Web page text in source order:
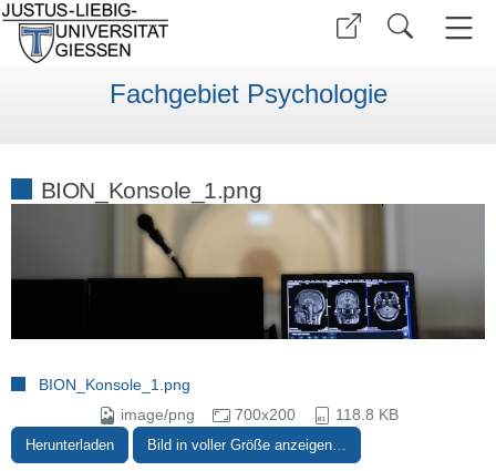
Fachgebiet Psychologie
BION_Konsole_1.png
BION_Konsole_1.png
image/png
700x200 118.8 KB
Herunterladen Bild in voller Größe anzeigen…